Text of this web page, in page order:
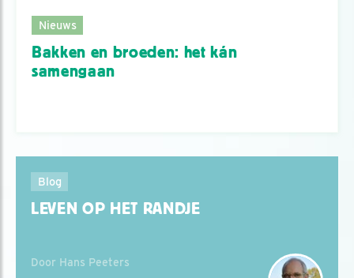
Nieuws
Bakken en broeden: het kán
samengaan
Blog
LEVEN OP HET RANDJE
Door Hans Peeters